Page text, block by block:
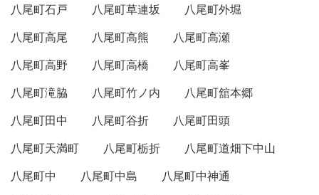
八尾町石戸
八尾町草連坂
八尾町外堀
八尾町高尾
八尾町高熊
八尾町高瀬
八尾町高野
八尾町高橋
八尾町高峯
八尾町滝脇
八尾町竹ノ内
八尾町舘本郷
八尾町田中
八尾町谷折
八尾町田頭
八尾町天満町
八尾町栃折
八尾町道畑下中山
八尾町中
八尾町中島
八尾町中神通